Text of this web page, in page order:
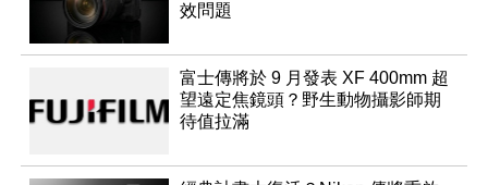
效問題
富士傳將於 9 月發表 XF 400mm 超
望遠定焦鏡頭？野生動物攝影師期
待值拉滿